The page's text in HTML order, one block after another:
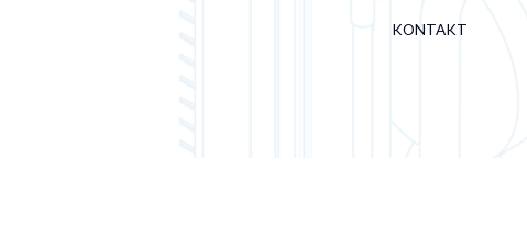
KONTAKT